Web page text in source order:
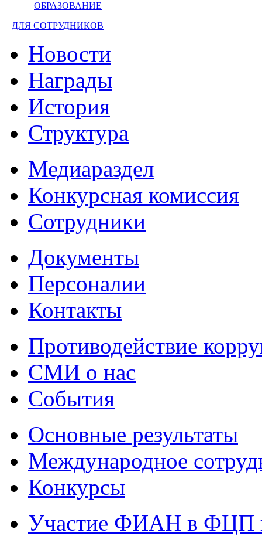
ОБРАЗОВАНИЕ
ДЛЯ СОТРУДНИКОВ
Новости
Награды
История
Структура
Медиараздел
Конкурсная комиссия
Сотрудники
Документы
Персоналии
Контакты
Противодействие
СМИ о нас
События
Основные результаты
Международное
Конкурсы
Участие ФИАН в ФЦП